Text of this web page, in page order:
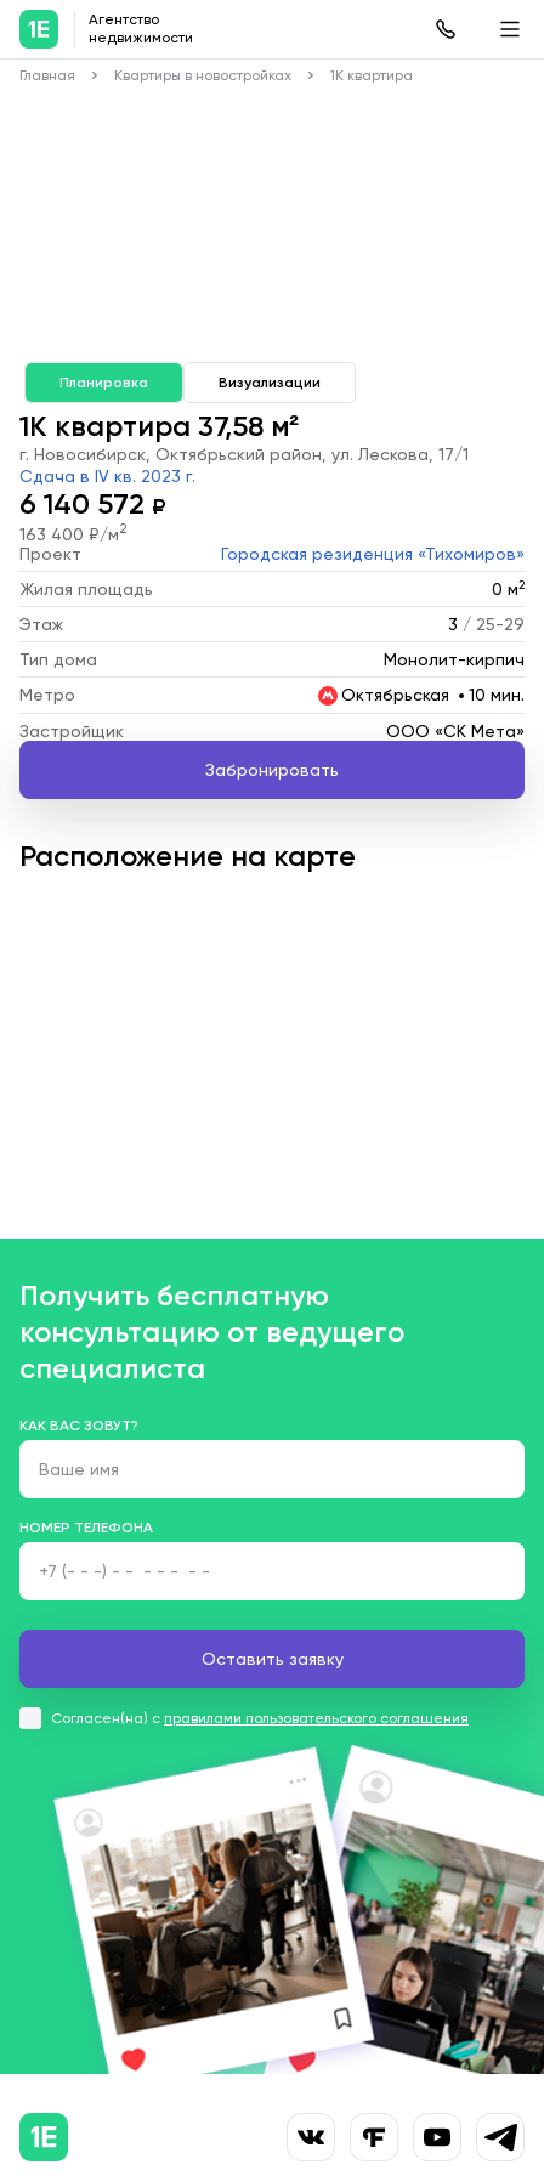
Агентство
недвижимости
Главная Квартиры в новостройках 1К квартира
Планировка Визуализации
1К квартира 37,58 м²
г. Новосибирск, Октябрьский район, ул. Лескова, 17/1
Сдача в IV кв. 2023 г.
6 140 572 ₽
163 400 ₽/м2
Проект
Городская резиденция «Тихомиров»
Жилая площадь
0 м2
Этаж 3 / 25-29
Тип дома
Монолит-кирпич
Метро
Октябрьская
10 мин.
Застройщик
ООО «СК Мета»
Забронировать
Расположение на карте
Получить бесплатную
консультацию от ведущего
специалиста
КАК ВАС ЗОВУТ?
НОМЕР ТЕЛЕФОНА
Согласен(на) с правилами пользовательского соглашения